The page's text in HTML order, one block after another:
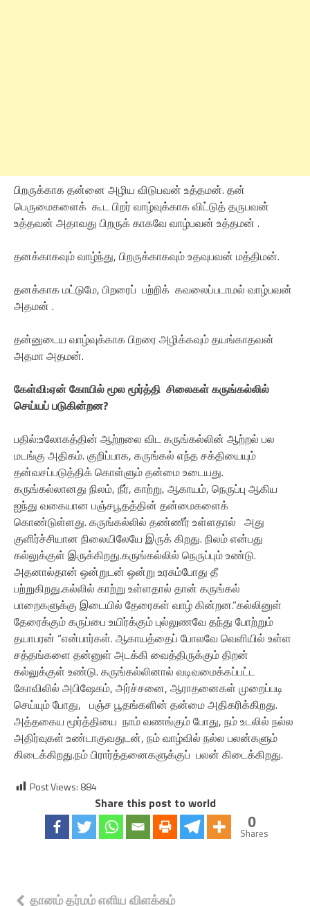
பிறருக்காக தன்னை அழிய விடுபவன் உத்தமன். தன்
பெருமைகளைக் கூட பிறர் வாழ்வுக்காக விட்டுத் தருபவன்
உத்தவன் அதாவது பிறருக் காகவே வாழ்பவன் உத்தமன் .
தனக்காகவும் வாழ்ந்து, பிறருக்காகவும் உதவுபவன் மத்திமன்.
தனக்காக மட்டுமே, பிறரைப் பற்றிக் கவலைப்படாமல் வாழ்பவன்
அதமன் .
தன்னுடைய வாழ்வுக்காக பிறரை அழிக்கவும் தயங்காதவன்
அதமா அதமன்.
கேள்வி:ஏன் கோயில் மூல மூர்த்தி சிலைகள் கருங்கல்லில்
செய்யப் படுகின்றன?
பதில்:உலோகத்தின் ஆற்றலை விட கருங்கல்லின் ஆற்றல் பல
மடங்கு அதிகம். குறிப்பாக, கருங்கல் எந்த சக்தியையும்
தன்வசப்படுத்திக் கொள்ளும் தன்மை உடையது.
கருங்கல்லானது நிலம், நீர், காற்று, ஆகாயம், நெருப்பு ஆகிய
ஐந்து வகையான பஞ்சபூதத்தின் தன்மைகளைக்
கொண்டுள்ளது. கருங்கல்லில் தண்ணீர் உள்ளதால் அது
குளிர்ச்சியான நிலையிலேயே இருக் கிறது. நிலம் என்பது
கல்லுக்குள் இருக்கிறது.கருங்கல்லில் நெருப்பும் உண்டு.
அதனால்தான் ஒன்றுடன் ஒன்று உரசும்போது தீ
பற்றுகிறது.கல்லில் காற்று உள்ளதால் தான் கருங்கல்
பாறைகளுக்கு இடையில் தேரைகள் வாழ் கின்றன.”கல்லினுள்
தேரைக்கும் கருப்பை உயிர்க்கும் புல்லுணவே தந்து போற்றும்
தயாபரன் “என்பார்கள். ஆகாயத்தைப் போலவே வெளியில் உள்ள
சத்தங்களை தன்னுள் அடக்கி வைத்திருக்கும் திறன்
கல்லுக்குள் உண்டு. கருங்கல்லினால் வடிவமைக்கப்பட்ட
கோவிலில் அபிஷேகம், அர்ச்சனை, ஆராதனைகள் முறைப்படி
செய்யும் போது, பஞ்ச பூதங்களின் தன்மை அதிகரிக்கிறது.
அத்தகைய மூர்த்தியை நாம் வணங்கும் போது, நம் உடலில் நல்ல
அதிர்வுகள் உண்டாகுவதுடன், நம் வாழ்வில் நல்ல பலன்களும்
கிடைக்கிறது.நம் பிரார்த்தனைகளுக்குப் பலன் கிடைக்கிறது.
Post Views: 884
Share this post to world
0
Shares
தானம் தர்மம் எளிய விளக்கம்